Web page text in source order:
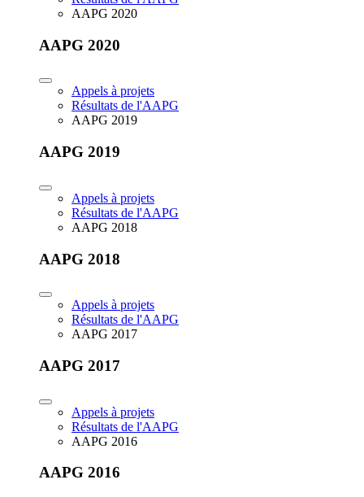
AAPG 2020
AAPG 2020
Appels à projets
Résultats de l'AAPG
AAPG 2019
AAPG 2019
Appels à projets
Résultats de l'AAPG
AAPG 2018
AAPG 2018
Appels à projets
Résultats de l'AAPG
AAPG 2017
AAPG 2017
Appels à projets
Résultats de l'AAPG
AAPG 2016
AAPG 2016